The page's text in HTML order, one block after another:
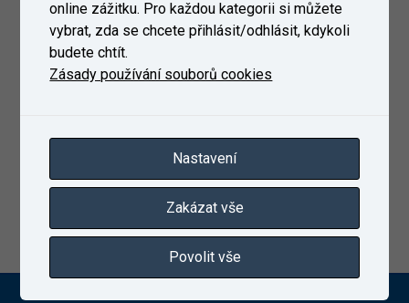
22. 1. 2024
online zážitku. Pro každou kategorii si můžete
vybrat, zda se chcete přihlásit/odhlásit, kdykoli
budete chtít.
Zásady používání souborů cookies
Nastavení
Zakázat vše
Povolit vše